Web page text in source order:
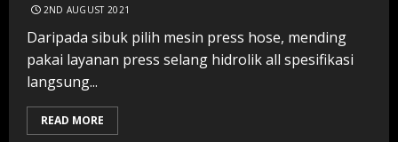
2ND AUGUST 2021
Daripada sibuk pilih mesin press hose, mending
pakai layanan press selang hidrolik all spesifikasi
langsung...
READ MORE